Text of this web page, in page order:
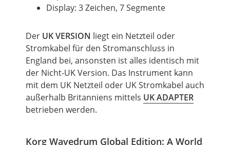
Display: 3 Zeichen, 7 Segmente
Der UK VERSION liegt ein Netzteil oder
Stromkabel für den Stromanschluss in
England bei, ansonsten ist alles identisch mit
der Nicht-UK Version. Das Instrument kann
mit dem UK Netzteil oder UK Stromkabel auch
außerhalb Britanniens mittels UK ADAPTER
betrieben werden.
Korg Wavedrum Global Edition: A World